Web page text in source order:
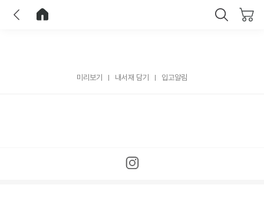
미리보기 내서재 담기 입고알림